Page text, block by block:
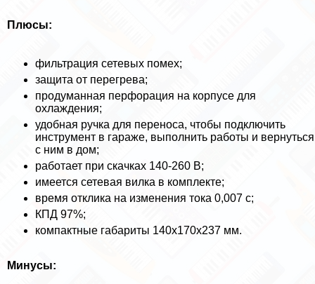
Плюсы:
фильтрация сетевых помех;
защита от перегрева;
продуманная перфорация на корпусе для
охлаждения;
удобная ручка для переноса, чтобы подключить
инструмент в гараже, выполнить работы и вернуться
с ним в дом;
работает при скачках 140-260 В;
имеется сетевая вилка в комплекте;
время отклика на изменения тока 0,007 с;
КПД 97%;
компактные габариты 140х170х237 мм.
Минусы: